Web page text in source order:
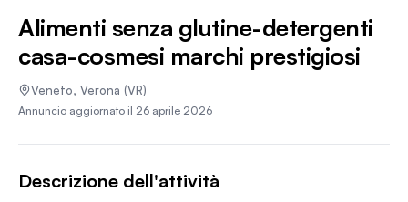
Alimenti senza glutine-detergenti
casa-cosmesi marchi prestigiosi
Veneto, Verona (VR)
Annuncio aggiornato il 26 aprile 2026
Descrizione dell'attività